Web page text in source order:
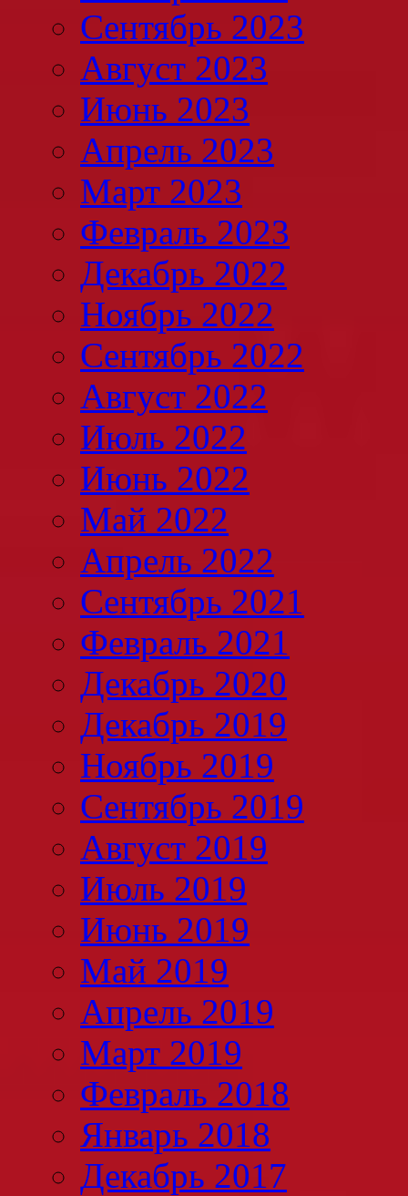
Сентябрь 2023
Август 2023
Июнь 2023
Апрель 2023
Март 2023
Февраль 2023
Декабрь 2022
Ноябрь 2022
Сентябрь 2022
Август 2022
Июль 2022
Июнь 2022
Май 2022
Апрель 2022
Сентябрь 2021
Февраль 2021
Декабрь 2020
Декабрь 2019
Ноябрь 2019
Сентябрь 2019
Август 2019
Июль 2019
Июнь 2019
Май 2019
Апрель 2019
Март 2019
Февраль 2018
Январь 2018
Декабрь 2017